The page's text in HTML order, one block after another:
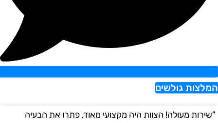
גולשים
מעולה! הצוות היה מקצועי מאוד, פתרו את הבעיה